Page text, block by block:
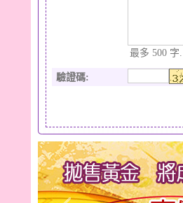
最多 500 字.
驗證碼: